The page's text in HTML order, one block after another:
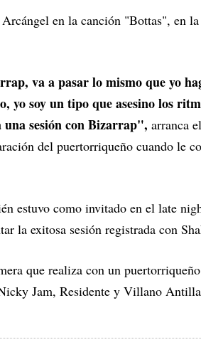
en la canción "Bottas", en la
va a pasar lo mismo que yo
yo soy un tipo que asesino los
una sesión con Bizarrap", arranca
del puertorriqueño cuando le
estuvo como invitado en el late
la exitosa sesión registrada con
que realiza con un
Jam, Residente y Villano